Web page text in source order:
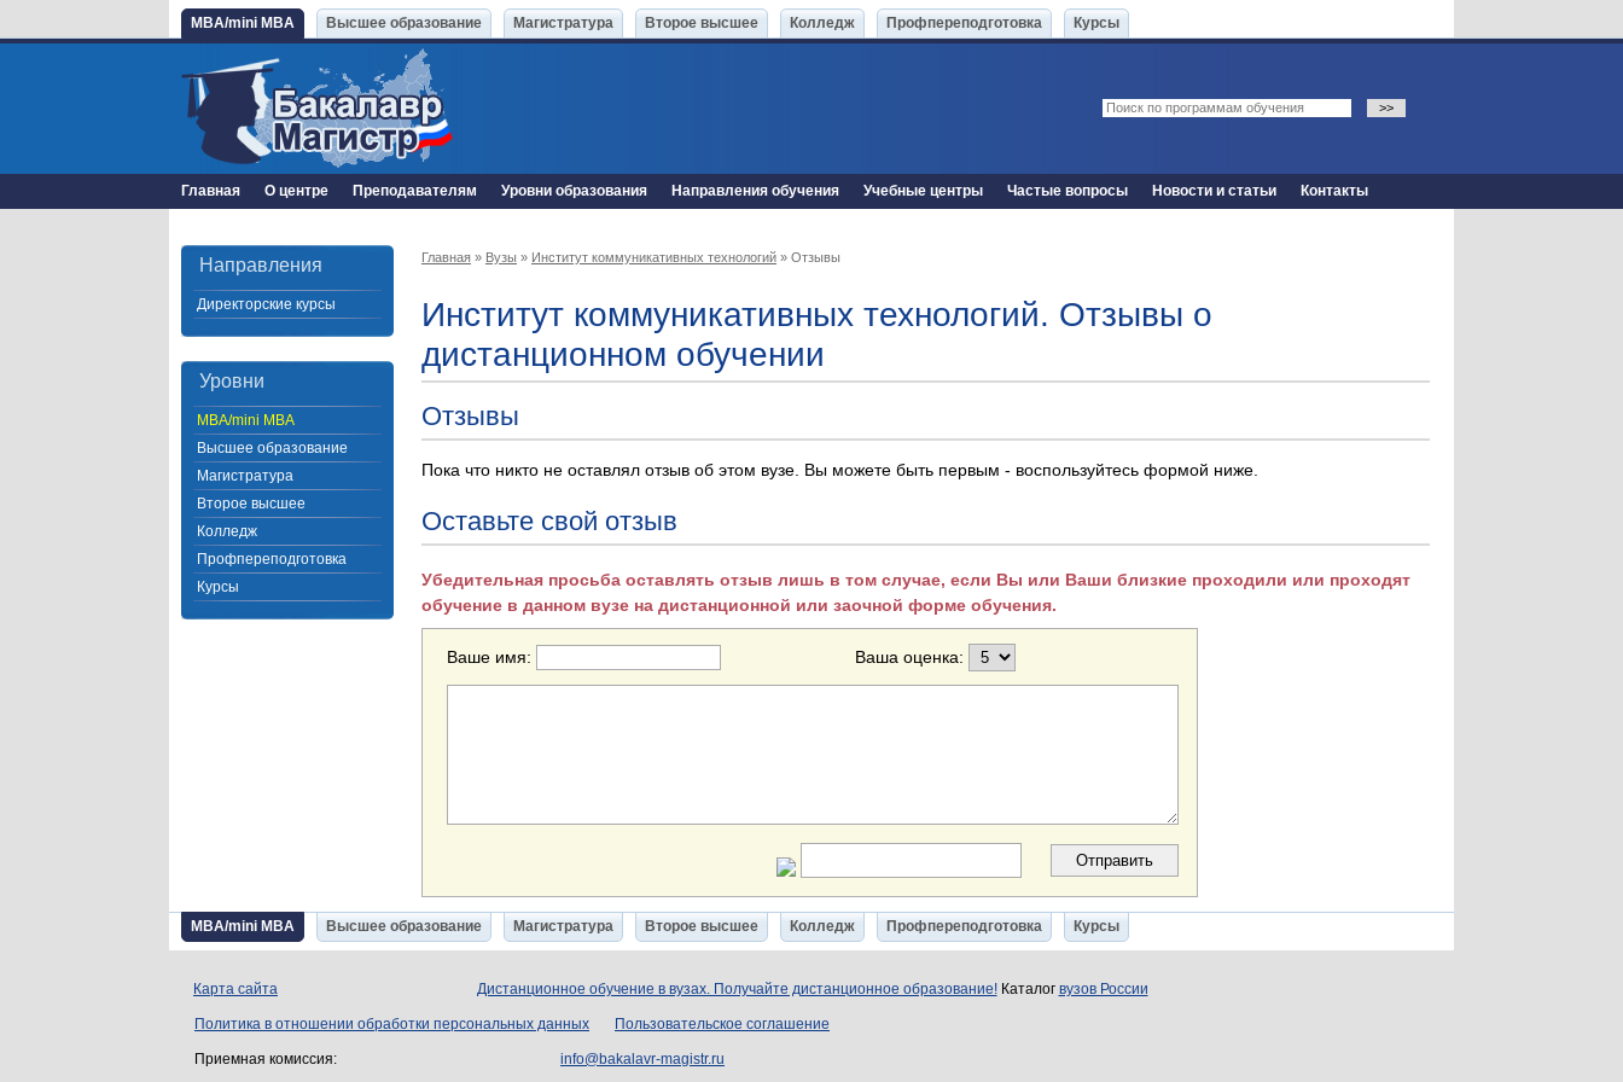
MBA/mini MBA Высшее образование Магистратура Второе высшее Колледж Профпереподготовка Курсы
Главная О центре Преподавателям Уровни образования Направления обучения Учебные центры Частые вопросы Новости и статьи Контакты
Направления
Директорские курсы
Уровни
MBA/mini MBA
Высшее образование
Магистратура
Второе высшее
Колледж
Профпереподготовка
Курсы
Главная » Вузы » Институт коммуникативных технологий » Отзывы
Институт коммуникативных технологий. Отзывы о
дистанционном обучении
Отзывы
Пока что никто не оставлял отзыв об этом вузе. Вы можете быть первым - воспользуйтесь формой ниже.
Оставьте свой отзыв
Убедительная просьба оставлять отзыв лишь в том случае, если Вы или Ваши близкие проходили или проходят
обучение в данном вузе на дистанционной или заочной форме обучения.
Ваше имя: Ваша оценка:
MBA/mini MBA Высшее образование Магистратура Второе высшее Колледж Профпереподготовка Курсы
Карта сайта Дистанционное обучение в вузах. Получайте дистанционное образование!Каталог вузов России
Политика в отношении обработки персональных данных Пользовательское соглашение
Приемная комиссия:
info@bakalavr-magistr.ru